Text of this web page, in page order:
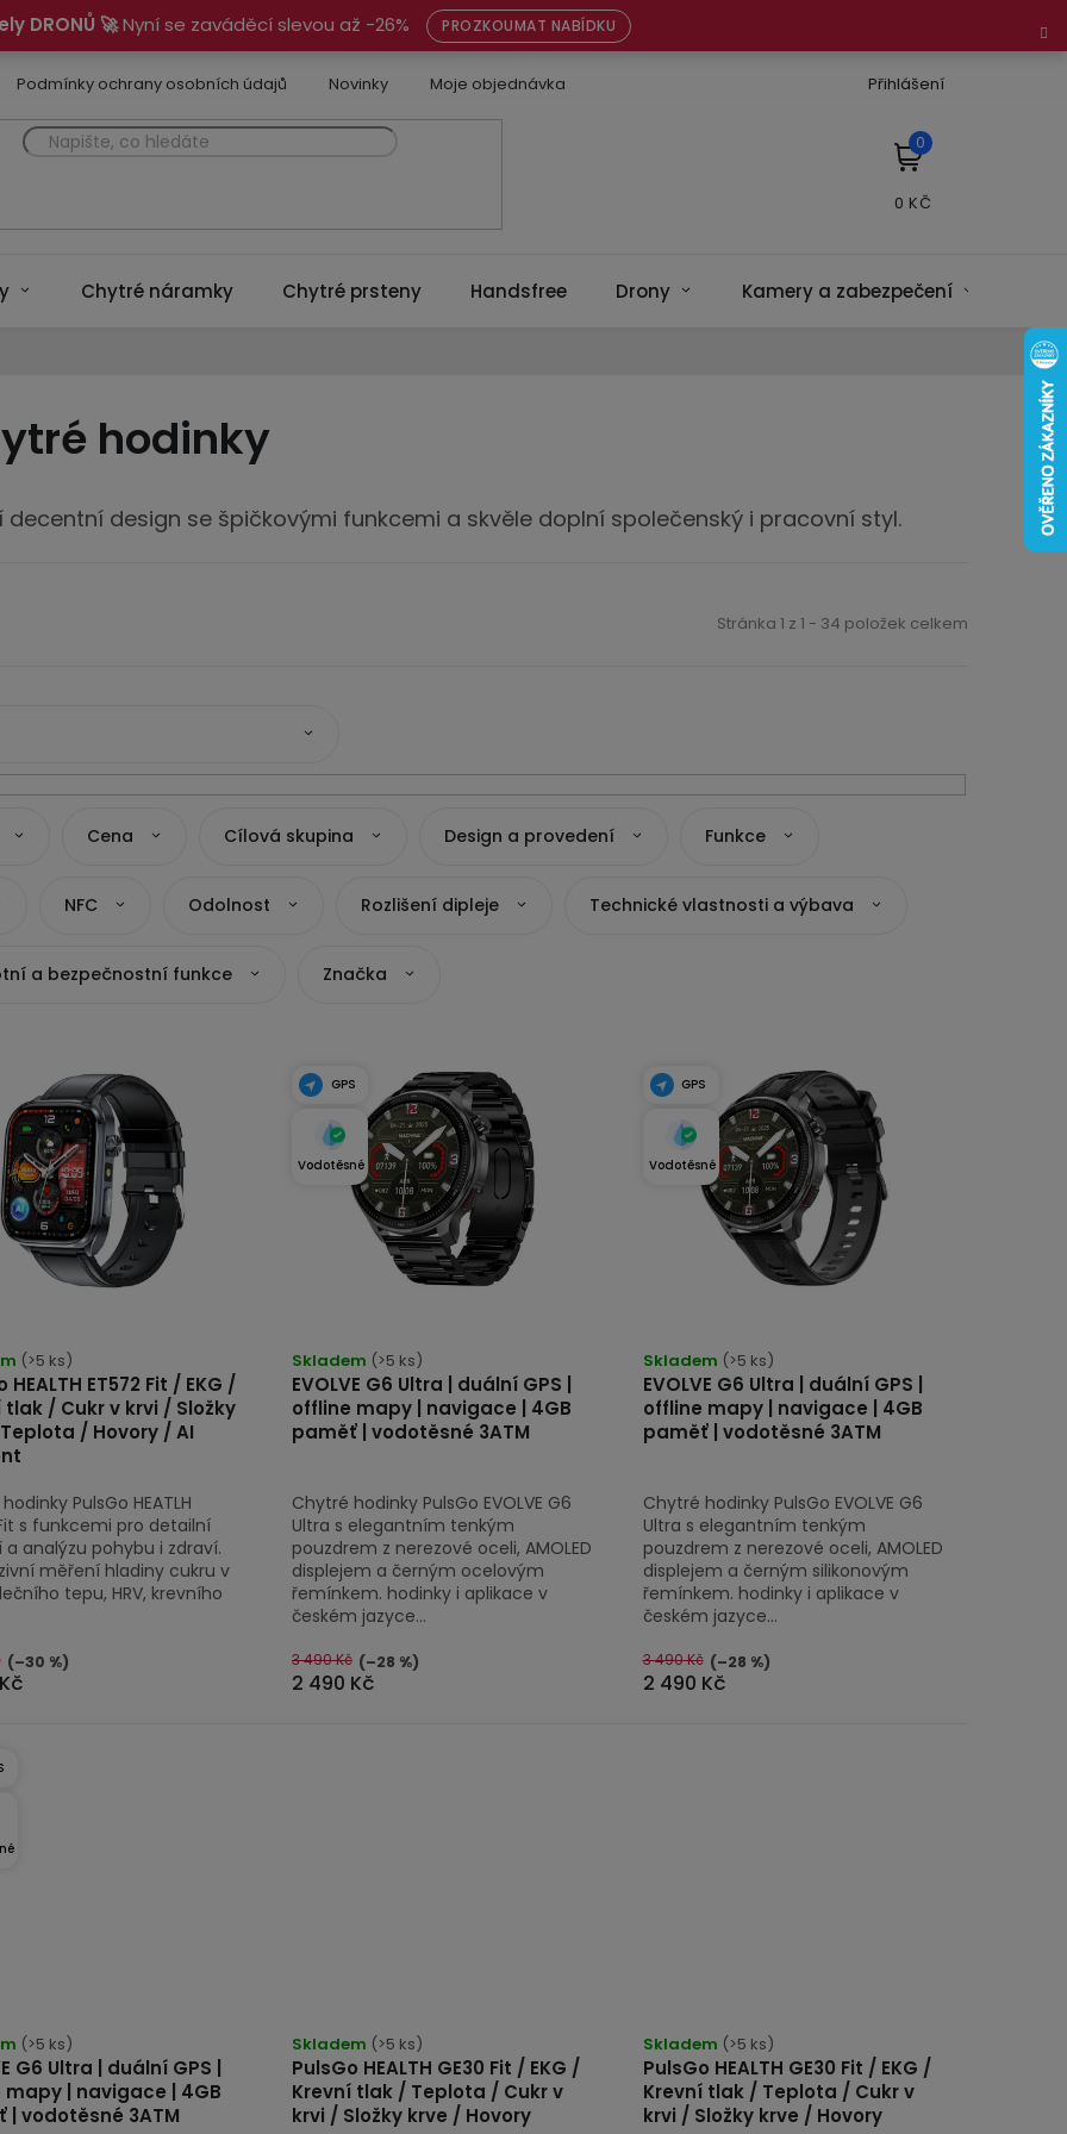
DRONŮ 🚀Nyní se zaváděcí slevou až -26% PROZKOUMAT NABÍDKU
Podmínky ochrany osobních údajů Novinky Moje objednávka Přihlášení
NÁKUPNÍ
KOŠÍK
Chytré náramky Chytré prsteny Handsfree Drony Kamery a zabezpečení
hodinky
decentní design se špičkovými funkcemi a skvěle doplní společenský i pracovní styl.
Stránka 1 z 1 - 34 položek celkem
Cena Cílová skupina Design a provedení Funkce
NFC Odolnost Rozlišení dipleje Technické vlastnosti a výbava
a bezpečnostní funkce Značka
HEALTH ET572 Fit / EKG /
tlak / Cukr v krvi / Složky
/ Hovory / AI
(>5 ks)
(–30 %)
PulsGo HEATLH
s funkcemi pro detailní
analýzu pohybu i zdraví.
měření hladiny cukru v
tepu, HRV, krevního
GPS
Vodotěsné
EVOLVE G6 Ultra | duální GPS |
offline mapy | navigace | 4GB
paměť | vodotěsné 3ATM
hodnocení
produktu
je
5,0
5
hvězdiček.
Skladem (>5 ks)
2 490 Kč
3 490 Kč (–28 %)
Chytré hodinky PulsGo EVOLVE G6
Ultra s elegantním tenkým
pouzdrem z nerezové oceli, AMOLED
displejem a černým ocelovým
řemínkem. hodinky i aplikace v
českém jazyce...
GPS
Vodotěsné
EVOLVE G6 Ultra | duální GPS |
offline mapy | navigace | 4GB
paměť | vodotěsné 3ATM
hodnocení
produktu
je
5,0
5
hvězdiček.
Skladem (>5 ks)
2 490 Kč
3 490 Kč (–28 %)
Chytré hodinky PulsGo EVOLVE G6
Ultra s elegantním tenkým
pouzdrem z nerezové oceli, AMOLED
displejem a černým silikonovým
řemínkem. hodinky i aplikace v
českém jazyce...
G6 Ultra | duální GPS |
mapy | navigace | 4GB
| vodotěsné 3ATM
(>5 ks)
PulsGo HEALTH GE30 Fit / EKG /
Krevní tlak / Teplota / Cukr v
krvi / Složky krve / Hovory
Skladem (>5 ks)
PulsGo HEALTH GE30 Fit / EKG /
Krevní tlak / Teplota / Cukr v
krvi / Složky krve / Hovory
Skladem (>5 ks)